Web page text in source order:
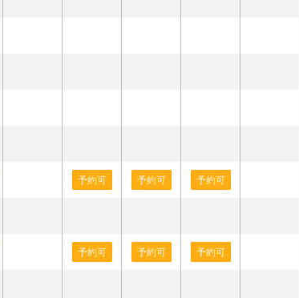
予約可
予約可
予約可
予約可
予約可
予約可